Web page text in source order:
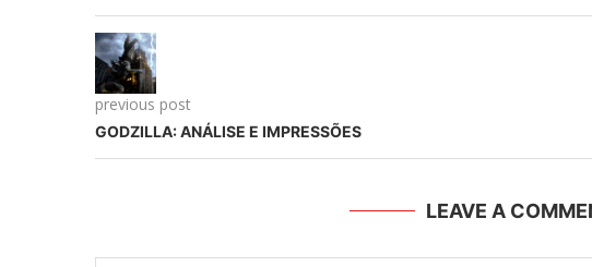
previous post
GODZILLA: ANÁLISE E IMPRESSÕES
LEAVE A